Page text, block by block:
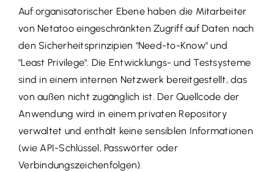
Auf organisatorischer Ebene haben die Mitarbeiter
von Netatoo eingeschränkten Zugriff auf Daten nach
den Sicherheitsprinzipien "Need-to-Know" und
"Least Privilege". Die Entwicklungs- und Testsysteme
sind in einem internen Netzwerk bereitgestellt, das
von außen nicht zugänglich ist. Der Quellcode der
Anwendung wird in einem privaten Repository
verwaltet und enthält keine sensiblen Informationen
(wie API-Schlüssel, Passwörter oder
Verbindungszeichenfolgen).